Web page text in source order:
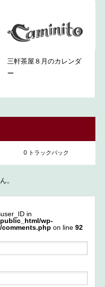
三軒茶屋８月のカレンダ
ー
0 トラックバック
。
in
wp-
on line 92